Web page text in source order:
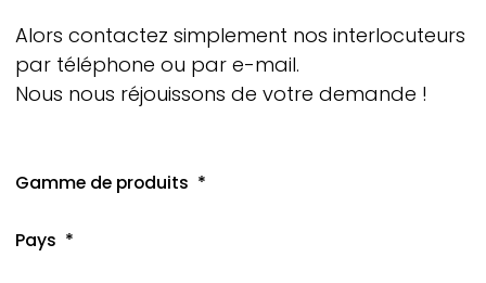
Alors contactez simplement nos interlocuteurs
par téléphone ou par e-mail.
Nous nous réjouissons de votre demande !
Gamme de produits
Pays